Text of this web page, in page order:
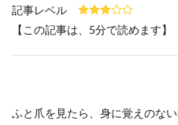
記事レベル
【この記事は、5分で読めます】
ふと爪を見たら、身に覚えのな